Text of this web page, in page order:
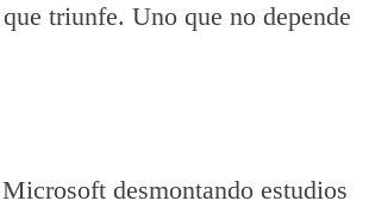
triunfe. Uno que no depende
desmontando estudios